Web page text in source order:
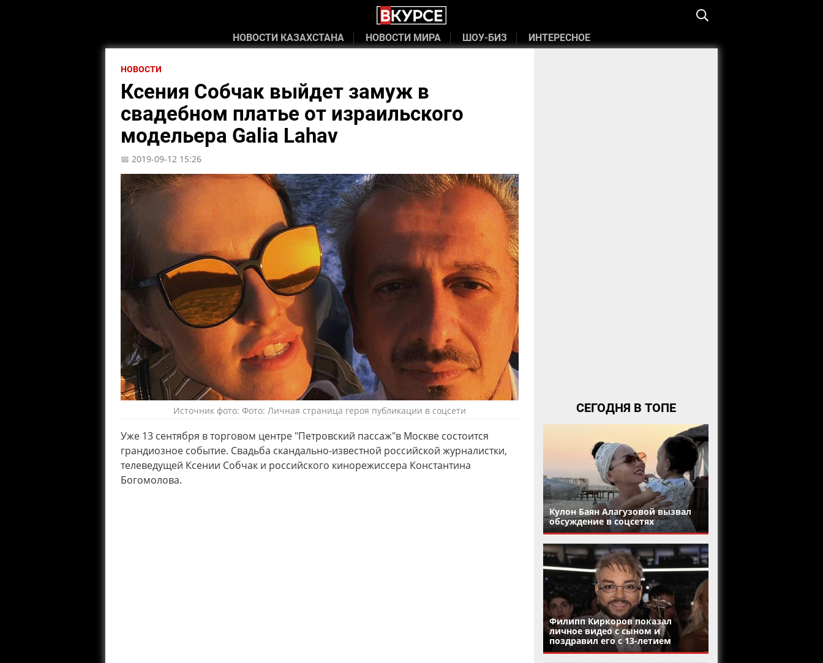
НОВОСТИ КАЗАХСТАНА НОВОСТИ МИРА ШОУ-БИЗ ИНТЕРЕСНОЕ
НОВОСТИ
Ксения Собчак выйдет замуж в
свадебном платье от израильского
модельера Galia Lahav
📅 2019-09-12 15:26
Источник фото: Фото: Личная страница героя публикации в соцсети
Уже 13 сентября в торговом центре "Петровский пассаж"в Москве состоится
грандиозное событие. Свадьба скандально-известной российской журналистки,
телеведущей Ксении Собчак и российского кинорежиссера Константина
Богомолова.
СЕГОДНЯ В ТОПЕ
Кулон Баян Алагузовой вызвал
обсуждение в соцсетях
Филипп Киркоров показал
личное видео с сыном и
поздравил его с 13-летием